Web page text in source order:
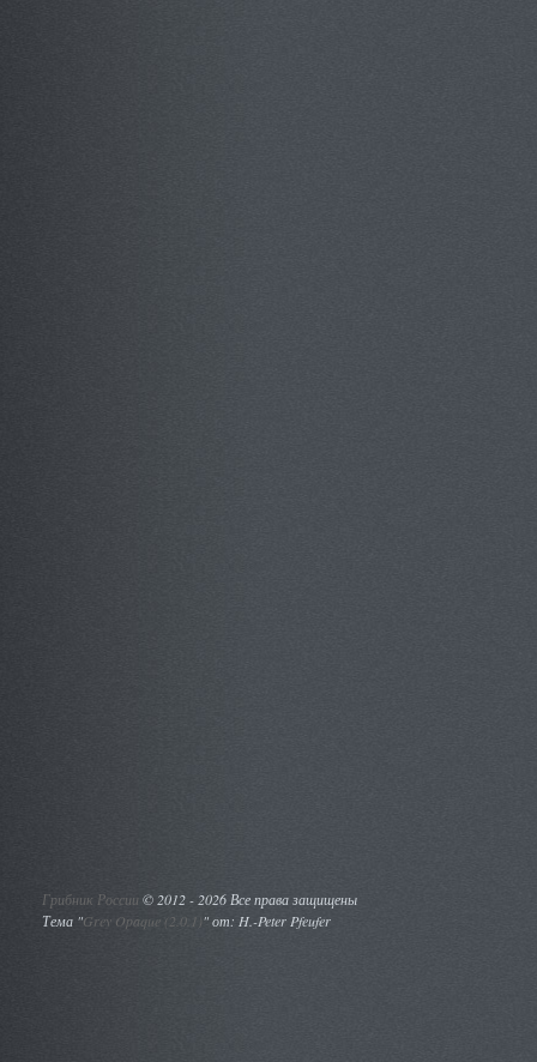
Грибник России ©2012 - 2026 Все права защищены
Тема "Grey Opaque (2.0.1)" от: H.-Peter Pfeufer